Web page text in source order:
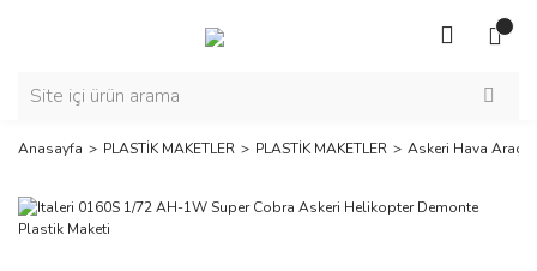
Anasayfa PLASTİK MAKETLER PLASTİK MAKETLER Askeri Hava